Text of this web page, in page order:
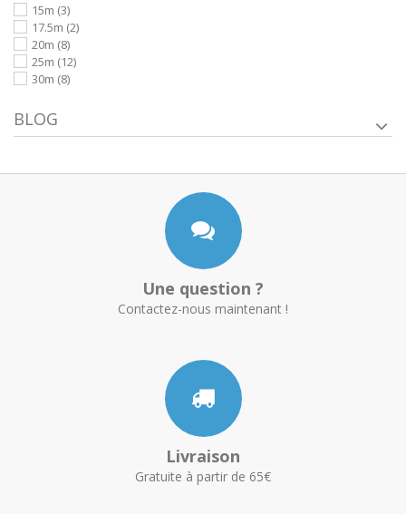
15m (3)
17.5m (2)
20m (8)
25m (12)
30m (8)
BLOG
Une question ?
Contactez-nous maintenant !
Livraison
Gratuite à partir de 65€